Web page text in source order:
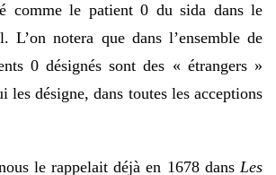
comme le patient 0 du sida dans le
L’on notera que dans l’ensemble de
0 désignés sont des « étrangers »
les désigne, dans toutes les acceptions
le rappelait déjà en 1678 dans Les